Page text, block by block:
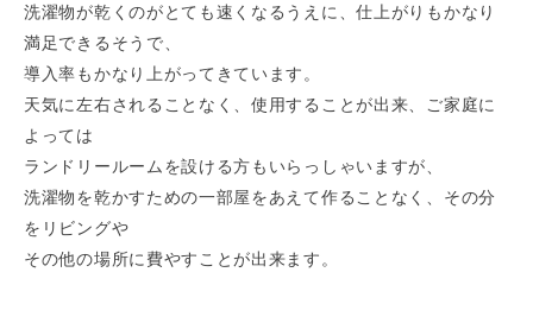
洗濯物が乾くのがとても速くなるうえに、仕上がりもかなり
満足できるそうで、
導入率もかなり上がってきています。
天気に左右されることなく、使用することが出来、ご家庭に
よっては
ランドリールームを設ける方もいらっしゃいますが、
洗濯物を乾かすための一部屋をあえて作ることなく、その分
をリビングや
その他の場所に費やすことが出来ます。